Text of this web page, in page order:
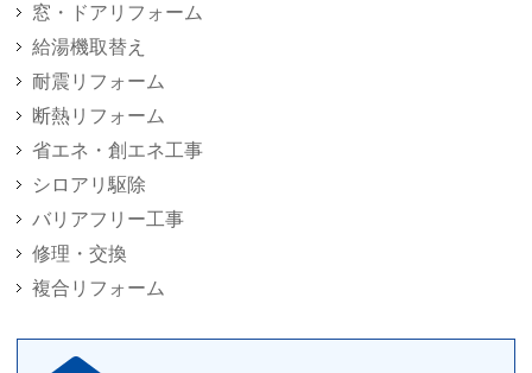
窓・ドアリフォーム
給湯機取替え
耐震リフォーム
断熱リフォーム
省エネ・創エネ工事
シロアリ駆除
バリアフリー工事
修理・交換
複合リフォーム